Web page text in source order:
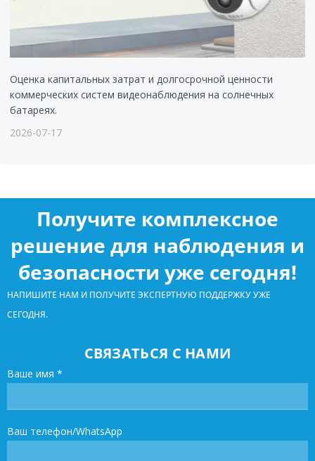
Оценка капитальных затрат и долгосрочной ценности
коммерческих систем видеонаблюдения на солнечных
батареях.
2026-07-17
Получите комплексное
решение для наблюдения и
безопасности уже сегодня!
НАПИШИТЕ НАМ И ПОЛУЧИТЕ ЭКСПЕРТНУЮ ПОДДЕРЖКУ УЖЕ
СЕГОДНЯ.
СВЯЗАТЬСЯ С НАМИ
Ваше имя *
Ваш телефон/WhatsApp